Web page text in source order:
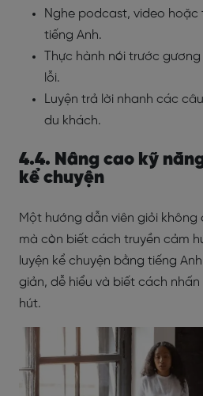
Nghe podcast, video
tiếng Anh.
Thực hành nói trước
lỗi.
Luyện trả lời nhanh các
du khách.
4.4. Nâng cao kỹ
kể chuyện
Một hướng dẫn viên giỏi
mà còn biết cách truyền cảm
luyện kể chuyện bằng tiếng
giản, dễ hiểu và biết cách
hút.